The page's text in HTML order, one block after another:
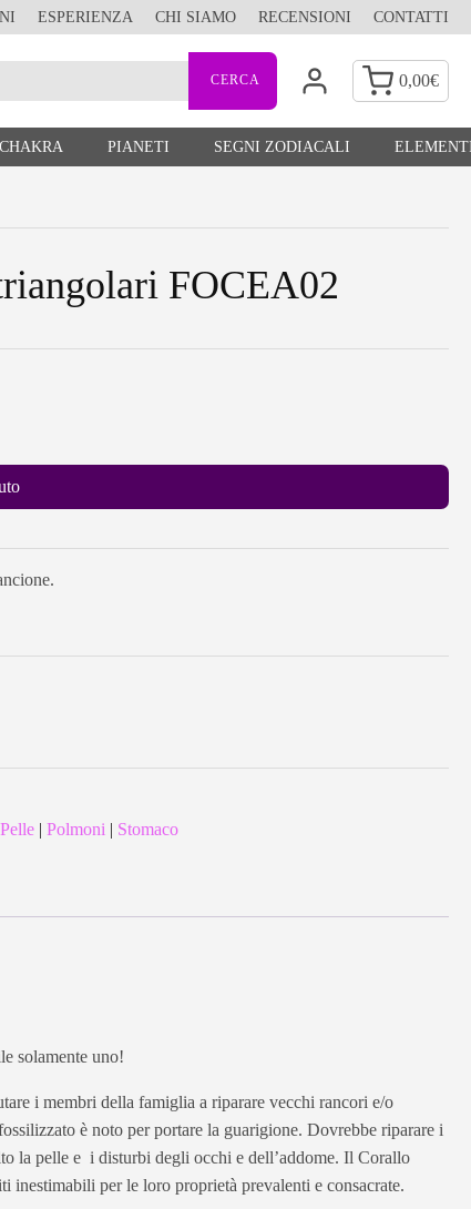
ESPERIENZA CHI SIAMO RECENSIONI CONTATTI
0,00€
CHAKRA PIANETI SEGNI ZODIACALI
FOCEA02
Pelle |Polmoni | Stomaco
solamente uno!
i membri della famiglia a riparare vecchi rancori e/o
è noto per portare la guarigione. Dovrebbe riparare i
la pelle e i disturbi degli occhi e dell’addome. Il Corallo
inestimabili per le loro proprietà prevalenti e consacrate.